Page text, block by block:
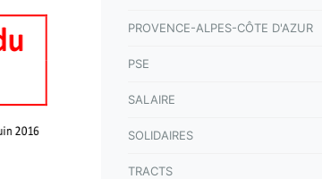
PROVENCE-ALPES-CÔTE D'AZUR
PSE
SALAIRE
SOLIDAIRES
TRACTS